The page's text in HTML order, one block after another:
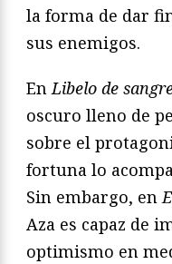
la forma de dar
sus enemigos.
En Libelo de
oscuro lleno de
sobre el
fortuna lo
Sin embargo, en
Aza es capaz de
optimismo en